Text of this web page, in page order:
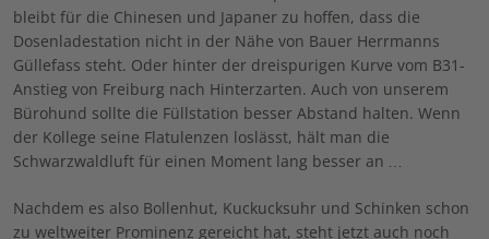
bleibt für die Chinesen und Japaner zu hoffen, dass die
Dosenladestation nicht in der Nähe von Bauer Herrmanns
Güllefass steht. Oder hinter der dreispurigen Kurve vom B31-
Anstieg von Freiburg nach Hinterzarten. Auch von unserem
Bürohund sollte die Füllstation besser Abstand halten. Wenn
der Kollege seine Flatulenzen loslässt, hält man die
Schwarzwaldluft für einen Moment lang besser an …
Nachdem es also Bollenhut, Kuckucksuhr und Schinken schon
zu weltweiter Prominenz gereicht hat, steht jetzt auch noch